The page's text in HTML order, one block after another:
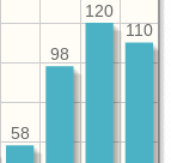
110
120
98
58